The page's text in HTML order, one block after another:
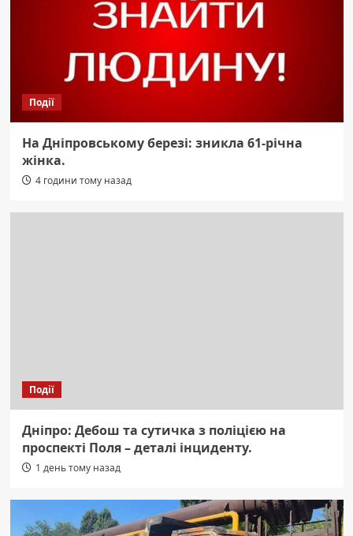
Події
На Дніпровському березі: зникла 61-річна
жінка.
4 години тому назад
Події
Дніпро: Дебош та сутичка з поліцією на
проспекті Поля – деталі інциденту.
1 день тому назад